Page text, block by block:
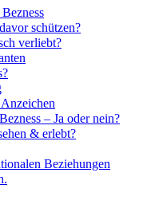
schützen?
verliebt?
– Ja oder nein?
& erlebt?
Beziehungen